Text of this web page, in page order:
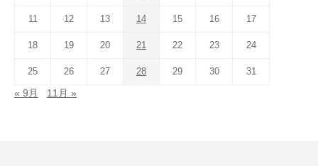
11 12 13 14 15 16 17
18 19 20 21 22 23 24
25 26 27 28 29 30 31
« 9月 11月 »